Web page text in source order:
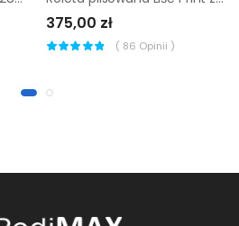
375,00 zł
( 86 Opinii )